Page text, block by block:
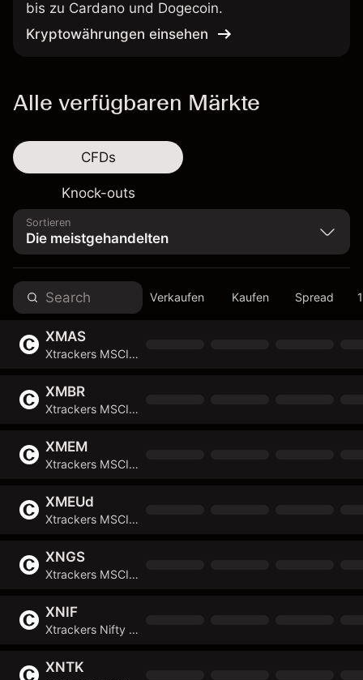
bis zu Cardano und Dogecoin.
Kryptowährungen einsehen
Alle verfügbaren Märkte
CFDs
Knock-outs
Sortieren
Verkaufen Kaufen Spread
XMAS
Xtrackers MSCI EM Asia Screened Swap UCITS ETF
XMBR
Xtrackers MSCI Brazil UCITS ETF
XMEM
Xtrackers MSCI Emerging Markets Swap UCITS ETF
XMEUd
Xtrackers MSCI Europe UCITS ETF
XNGS
Xtrackers MSCI Next Generation Internet Innovation UCITS ETF
XNIF
Xtrackers Nifty 50 Swap UCITS ETF
XNTK